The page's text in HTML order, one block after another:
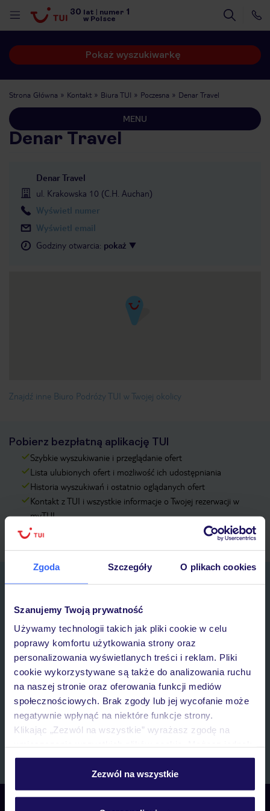
Zgoda Szczegóły O plikach cookies
Szanujemy Twoją prywatność
Używamy technologii takich jak pliki cookie w celu
poprawy komfortu użytkowania strony oraz
personalizowania wyświetlanych treści i reklam. Pliki
cookie wykorzystywane są także do analizowania ruchu
na naszej stronie oraz oferowania funkcji mediów
społecznościowych. Brak zgody lub jej wycofanie może
negatywnie wpłynąć na niektóre funkcje strony.
Klikając „Zezwól na wszystkie” wyrażasz zgodę na
personalizować swój wybór wchodząc w zakładkę
Szczegółowe informacje o plikach cookie znajdziesz
Zezwól na wszystkie
30 lat numer 1
w Polsce
Pokaż wyszukiwarkę
Strona Główna Kontakt Biura TUI Poczesna Denar Travel
MENU
Denar Travel
Denar Travel
ul. Krakowska 10 (C.H. Auchan)
Wyświetl numer
Wyświetl email
Godziny otwarcia: pokaż
Znajdź inne Biuro Podróży TUI w Twojej okolicy
Pobierz bezpłatną aplikację TUI
Szybkie wyszukiwanie i przeglądanie ofert
Lista ulubionych ofert i możliwość ich udostępniania
Historia wyszukiwań i ostatnio oglądanych ofert
Kontakt z TUI i wszystkie informacje o Twojej rezerwacji w
myTUI
Zapisz się do newslettera
Wyrażam zgodę na przetwarzanie danych osobowych przez TUI
Poland Sp. z o.o. i TUI Poland Dystrybucja Sp. z o.o. w celach
marketingowych, w zakresie oraz celu wskazanym w„Informacji o
przetwarzaniu danych osobowych” , poprzez elektroniczną formę
komunikacji (e-mail), także z użyciem tzw. automatycznych
systemów wywołujących.
Skontaktuj się z nami